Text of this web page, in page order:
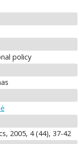
policy
2005, 4 (44), 37-42